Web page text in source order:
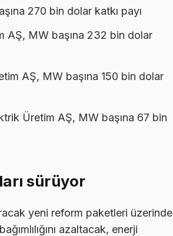
270 bin dolar katkı payı
AŞ, MW başına 232 bin dolar
AŞ, MW başına 150 bin dolar
Üretim AŞ, MW başına 67 bin
sürüyor
yeni reform paketleri üzerinde
azaltacak, enerji